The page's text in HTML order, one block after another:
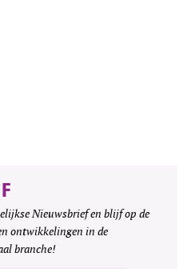
Nieuwsbrief en blijf op de
ontwikkelingen in de
branche!